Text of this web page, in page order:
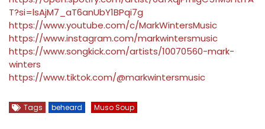
T?si=lsAjM7_aT6anUbY1BPqi7g
https://www.youtube.com/c/MarkWintersMusic
https://www.instagram.com/markwintersmusic
https://www.songkick.com/artists/10070560-mark-
winters
https://www.tiktok.com/@markwintersmusic
Tags beheard Muso Soup